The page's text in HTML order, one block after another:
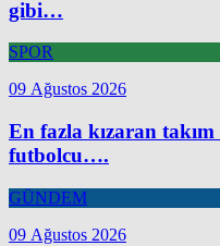
gibi…
SPOR
09 Ağustos 2026
En fazla kızaran
futbolcu….
GÜNDEM
09 Ağustos 2026